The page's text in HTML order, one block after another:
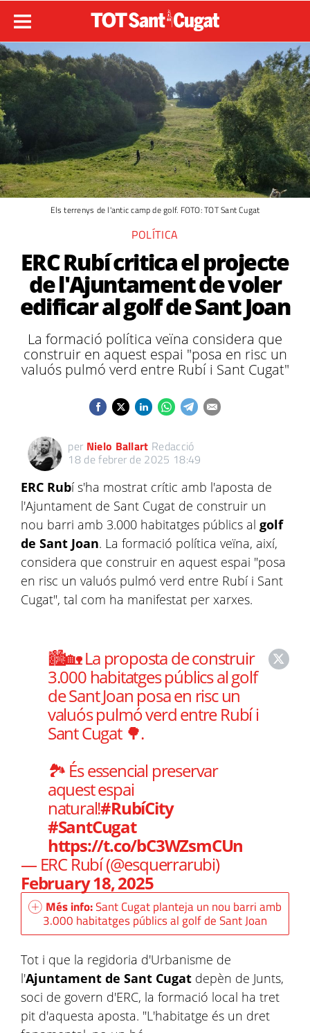
Els terrenys de l'antic camp de golf. FOTO: TOT Sant Cugat
POLÍTICA
ERC Rubí critica el projecte
de l'Ajuntament de voler
edificar al golf de Sant Joan
La formació política veïna considera que
construir en aquest espai "posa en risc un
valuós pulmó verd entre Rubí i Sant Cugat"
per Nielo Ballart Redacció
18 de febrer de 2025 18:49
ERC Rubí s'ha mostrat crític amb l'aposta de
l'Ajuntament de Sant Cugat de construir un
nou barri amb 3.000 habitatges públics al golf
de Sant Joan. La formació política veïna, així,
considera que construir en aquest espai "posa
en risc un valuós pulmó verd entre Rubí i Sant
Cugat", tal com ha manifestat per xarxes.
🏙️🏡 La proposta de construir
3.000 habitatges públics al golf
de Sant Joan posa en risc un
valuós pulmó verd entre Rubí i
Sant Cugat 🌳.
🏞️ És essencial preservar
aquest espai
natural!#RubíCity
#SantCugat
https://t.co/bC3WZsmCUn
— ERC Rubí (@esquerrarubi)
February 18, 2025
Més info:Sant Cugat planteja un nou barri amb
3.000 habitatges públics al golf de Sant Joan
Tot i que la regidoria d'Urbanisme de
l'Ajuntament de Sant Cugat depèn de Junts,
soci de govern d'ERC, la formació local ha tret
pit d'aquesta aposta. "L'habitatge és un dret